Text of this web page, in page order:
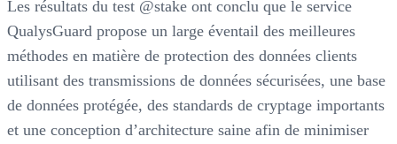
Les résultats du test @stake ont conclu que le service
QualysGuard propose un large éventail des meilleures
méthodes en matière de protection des données clients
utilisant des transmissions de données sécurisées, une base
de données protégée, des standards de cryptage importants
et une conception d’architecture saine afin de minimiser